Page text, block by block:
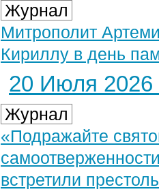
Журнал
Митрополит
Кириллу в день
20 Июля 2026
Журнал
«Подражайте
встретили